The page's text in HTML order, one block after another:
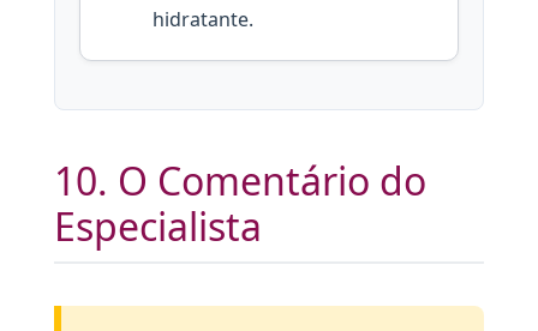
hidratante.
10. O Comentário do
Especialista